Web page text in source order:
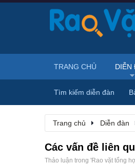
Trang chủ Diễn đàn
Các vấn đề liên
Thảo luận trong 'Rao vặt tổng
TRANG CHỦ DIỄN
Tìm kiếm diễn đàn